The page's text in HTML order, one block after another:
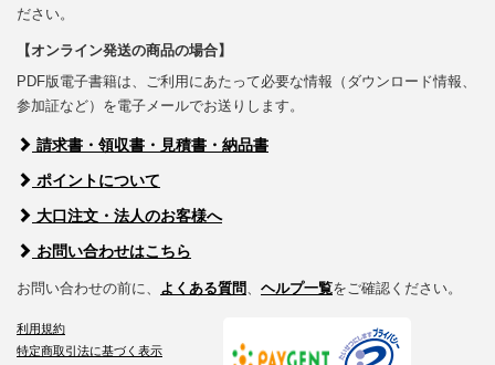
ださい。
【オンライン発送の商品の場合】
PDF版電子書籍は、ご利用にあたって必要な情報（ダウンロード情報、
参加証など）を電子メールでお送りします。
請求書・領収書・見積書・納品書
ポイントについて
大口注文・法人のお客様へ
お問い合わせはこちら
お問い合わせの前に、 よくある質問、 ヘルプ一覧をご確認ください。
利用規約
特定商取引法に基づく表示